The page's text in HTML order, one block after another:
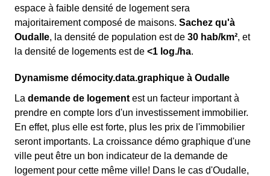
espace à faible densité de logement sera
majoritairement composé de maisons. Sachez qu'à
Oudalle, la densité de population est de 30 hab/km², et
la densité de logements est de <1 log./ha.
Dynamisme démocity.data.graphique à Oudalle
La demande de logement est un facteur important à
prendre en compte lors d'un investissement immobilier.
En effet, plus elle est forte, plus les prix de l'immobilier
seront importants. La croissance démo graphique d'une
ville peut être un bon indicateur de la demande de
logement pour cette même ville! Dans le cas d'Oudalle,